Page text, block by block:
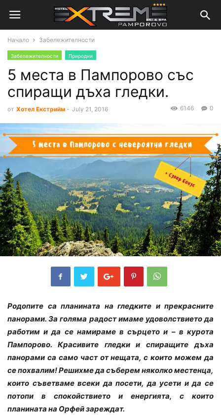
Начало Забележителности
Забележителности Природни
5 места в Пампорово със
спиращи дъха гледки.
от Хотел Екстрийм - July 21, 2016 0
6146
Родопите са планината на гледките и прекрасните
панорами. За голяма радост имаме удоволствието да
работим и да се намираме в сърцето и – в курота
Пампорово. Красивите гледки и спиращите дъха
панорами са само част от нещата, с които можем да
се похвалим! Решихме да съберем няколко местенца,
които съветваме всеки да посети, да усети и да се
потопи в спокойствието и енергията, с които
планината на Орфей зареждат.